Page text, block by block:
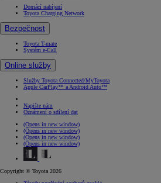
Domácí nabíjení
Toyota Charging Network
Bezpečnost
Toyota T-mate
Systém e-Call
Online služby
Služby Toyota Connected/MyToyota
Apple CarPlay™ a Android Auto™
Napište nám
Oznámení o sdílení dat
(Opens in new window)
(Opens in new window)
(Opens in new window)
(Opens in new window)
Copyright © Toyota 2026